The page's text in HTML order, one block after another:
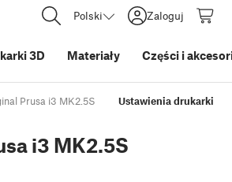
Polski Zaloguj
3D Materiały Części i
Prusa i3 MK2.5S Ustawienia drukarki
i3 MK2.5S